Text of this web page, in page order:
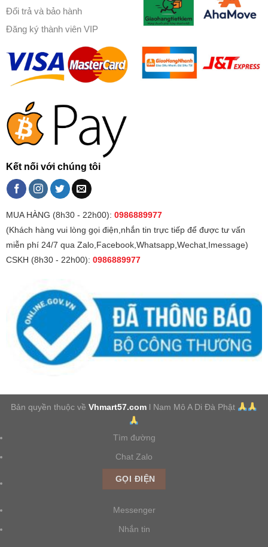
Đổi trả và bảo hành
Đăng ký thành viên VIP
Kết nối với chúng tôi
MUA HÀNG (8h30 - 22h00): 0986889977
(Khách hàng vui lòng gọi điện,nhắn tin trực tiếp để được tư vấn
miễn phí 24/7 qua Zalo,Facebook,Whatsapp,Wechat,Imessage)
CSKH (8h30 - 22h00): 0986889977
Bản quyền thuộc vềVhmart57.com l Nam Mô A Di Đà Phật
Tìm đường
Chat Zalo
GỌI ĐIỆN
Messenger
Nhắn tin